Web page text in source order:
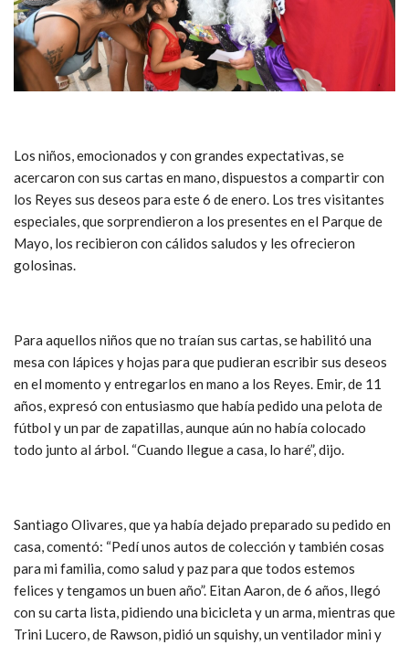
Los niños, emocionados y con grandes expectativas, se
acercaron con sus cartas en mano, dispuestos a compartir con
los Reyes sus deseos para este 6 de enero. Los tres visitantes
especiales, que sorprendieron a los presentes en el Parque de
Mayo, los recibieron con cálidos saludos y les ofrecieron
golosinas.
Para aquellos niños que no traían sus cartas, se habilitó una
mesa con lápices y hojas para que pudieran escribir sus deseos
en el momento y entregarlos en mano a los Reyes. Emir, de 11
años, expresó con entusiasmo que había pedido una pelota de
fútbol y un par de zapatillas, aunque aún no había colocado
todo junto al árbol. “Cuando llegue a casa, lo haré”, dijo.
Santiago Olivares, que ya había dejado preparado su pedido en
casa, comentó: “Pedí unos autos de colección y también cosas
para mi familia, como salud y paz para que todos estemos
felices y tengamos un buen año”. Eitan Aaron, de 6 años, llegó
con su carta lista, pidiendo una bicicleta y un arma, mientras que
Trini Lucero, de Rawson, pidió un squishy, un ventilador mini y